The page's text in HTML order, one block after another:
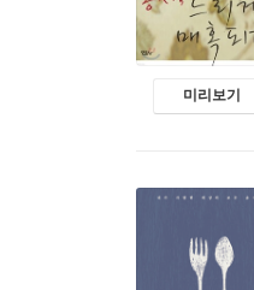
미리보기